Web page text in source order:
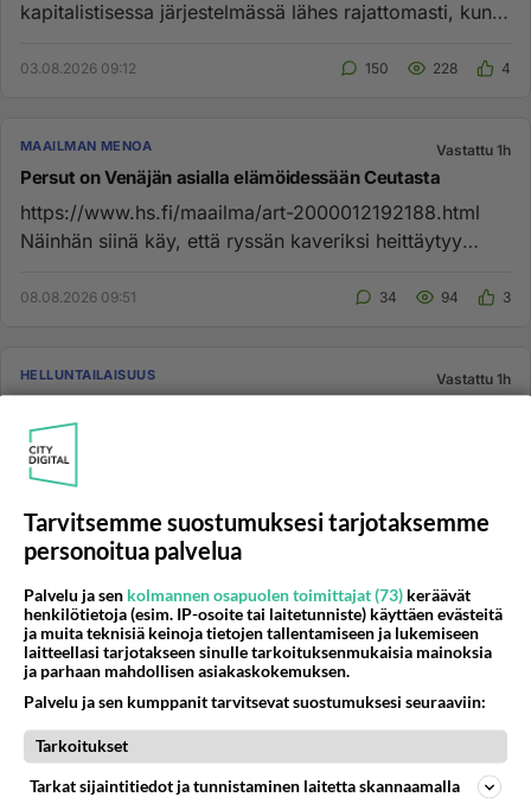
kapitalistisessa järjestelmässä lähes rajattomasti, kun
03.08.2026 09:12 150 228 4
MAAILMAN MENOA Vastattu 1h
Persut on Venäjän asialla elämöidessään Ceutasta
https://www.hs.fi/maailma/art-2000012192188.html
Näinhän siinä käy, että ryssän kaveriksi heittäytyy
08.08.2026 09:51 34 94 3
HELLUNTAILAISUUS Vastattu 1h
Jatkuuko 3,5v jälkeen tämä saatanasta oleva
antikristuksen valtakunta sitten kokien suuria tuhoja ja
08.08.2026 07:36 10 65
MAAILMAN MENOA Vastattu 1h
Vasemmistolaisten yksinäisyys paljastuu hyvin palstalla
he kirjoittelevat tänne pitkin yötä täysin idioottimaisia
juttuja, ihan vaan siksi, että saisivat edes jotain seuraa.
...
09.08.2026 06:29
Tarvitsemme suostumuksesi tarjotaksemme
personoitua palvelua
Palvelu ja sen kolmannen osapuolen toimittajat (73) keräävät
henkilötietoja (esim. IP-osoite tai laitetunniste) käyttäen evästeitä
ja muita teknisiä keinoja tietojen tallentamiseen ja lukemiseen
laitteellasi tarjotakseen sinulle tarkoituksenmukaisia mainoksia
ja parhaan mahdollisen asiakaskokemuksen.
Palvelu ja sen kumppanit tarvitsevat suostumuksesi seuraaviin:
Tarkoitukset
Tarkat sijaintitiedot ja tunnistaminen laitetta skannaamalla